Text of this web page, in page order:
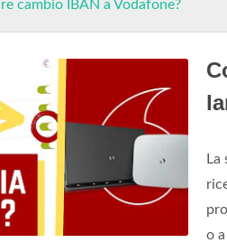
cambio IBAN a Vodafone?
La
o